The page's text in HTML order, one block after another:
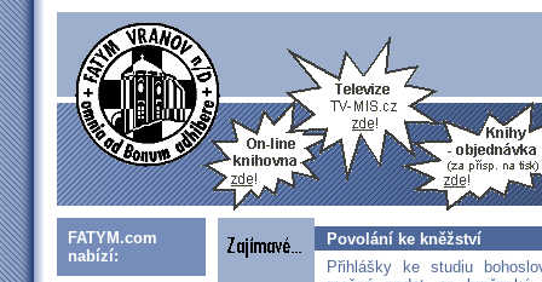
FATYM.com
nabízí:
Povolání ke kněžství
Přihlášky ke studiu